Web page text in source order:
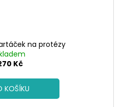
na protézy
Kč
KOŠÍKU